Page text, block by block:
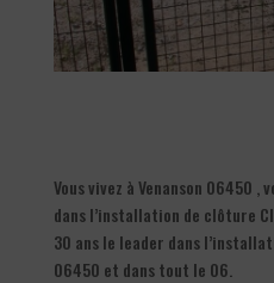
Vous vivez à Venanson 06450
dans l’installation de clôture
30 ans le leader dans
06450 et dans tout le 06.